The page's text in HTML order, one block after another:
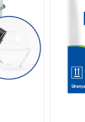
из проектов мы
небольшой доле
режимы работы
эту
подход — это
Шэньян Ихуа